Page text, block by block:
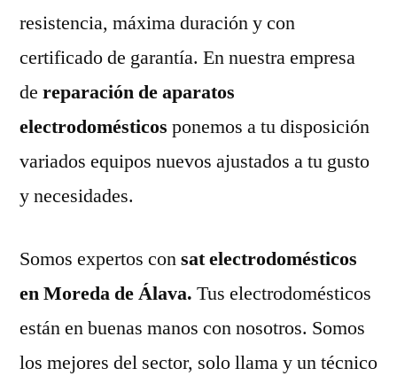
resistencia, máxima duración y con
certificado de garantía. En nuestra empresa
de reparación de aparatos
electrodomésticos ponemos a tu disposición
variados equipos nuevos ajustados a tu gusto
y necesidades.
Somos expertos consat electrodomésticos
en Moreda de Álava. Tus electrodomésticos
están en buenas manos con nosotros. Somos
los mejores del sector, solo llama y un técnico